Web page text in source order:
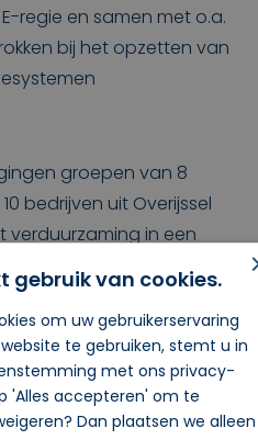
regie en samen met o.a.
bij het opzetten van
groepen van 8
bedrijven uit Overijssel
verduurzaming in een
een uitgebreide
en werken aan hun
workshops wisselden ze
elkaar uit. Aan het eind
een
gebruik van cookies.
om uw gebruikerservaring
te gebruiken, stemt u in
met ons privacy-
'Alles accepteren' om te
Dan plaatsen we alleen